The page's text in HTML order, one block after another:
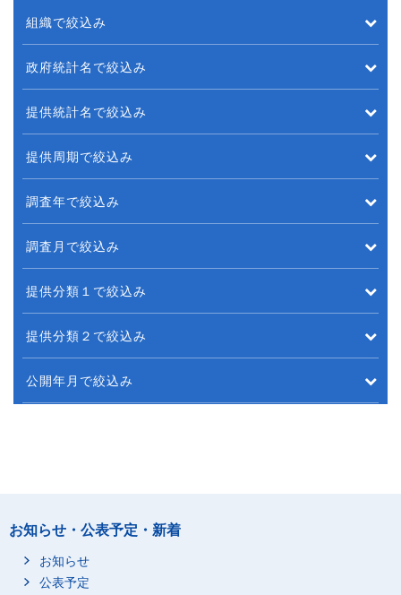
組織で絞込み
政府統計名で絞込み
提供統計名で絞込み
提供周期で絞込み
調査年で絞込み
調査月で絞込み
提供分類１で絞込み
提供分類２で絞込み
公開年月で絞込み
お知らせ・公表予定・新着
お知らせ
公表予定